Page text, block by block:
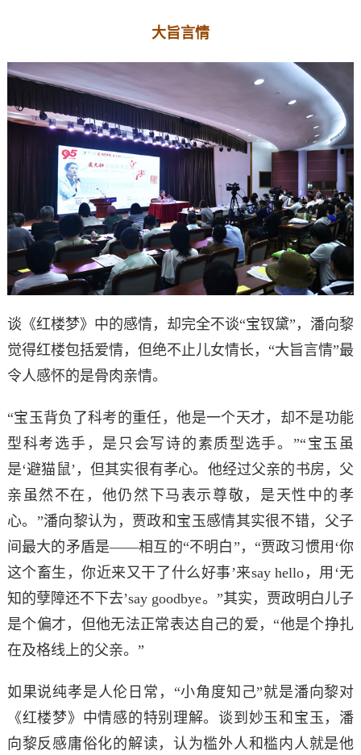
大旨言情
谈《红楼梦》中的感情，却完全不谈“宝钗黛”，潘向黎
觉得红楼包括爱情，但绝不止儿女情长，“大旨言情”最
令人感怀的是骨肉亲情。
“宝玉背负了科考的重任，他是一个天才，却不是功能
型科考选手，是只会写诗的素质型选手。”“宝玉虽
是‘避猫鼠’，但其实很有孝心。他经过父亲的书房，父
亲虽然不在，他仍然下马表示尊敬，是天性中的孝
心。”潘向黎认为，贾政和宝玉感情其实很不错，父子
间最大的矛盾是——相互的“不明白”，“贾政习惯用‘你
这个畜生，你近来又干了什么好事’来say hello，用‘无
知的孽障还不下去’say goodbye。”其实，贾政明白儿子
是个偏才，但他无法正常表达自己的爱，“他是个挣扎
在及格线上的父亲。”
如果说纯孝是人伦日常，“小角度知己”就是潘向黎对
《红楼梦》中情感的特别理解。谈到妙玉和宝玉，潘
向黎反感庸俗化的解读，认为槛外人和槛内人就是他